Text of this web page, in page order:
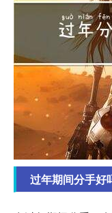
过年期间分手好